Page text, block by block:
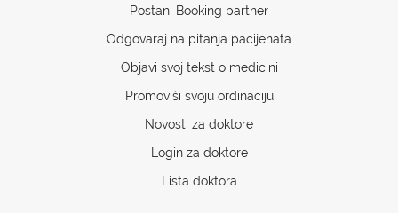
Postani Booking partner
Odgovaraj na pitanja pacijenata
Objavi svoj tekst o medicini
Promoviši svoju ordinaciju
Novosti za doktore
Login za doktore
Lista doktora